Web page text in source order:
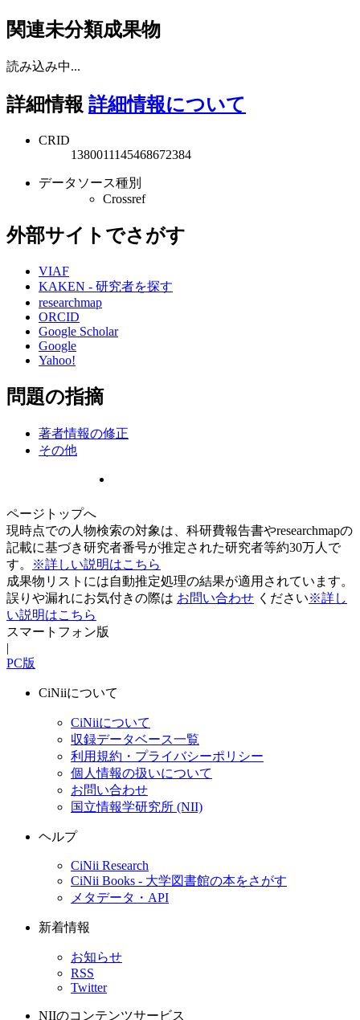
関連未分類成果物
読み込み中...
詳細情報 詳細情報について
CRID
1380011145468672384
データソース種別
Crossref
外部サイトでさがす
VIAF
KAKEN - 研究者を探す
researchmap
ORCID
Google Scholar
Google
Yahoo!
問題の指摘
著者情報の修正
その他
ページトップへ
現時点での人物検索の対象は、科研費報告書やresearchmapの
記載に基づき研究者番号が推定された研究者等約30万人で
す。
※詳しい説明はこちら
成果物リストには自動推定処理の結果が適用されています。
誤りや漏れにお気付きの際は お問い合わせ ください※詳し
い説明はこちら
スマートフォン版
|
PC版
CiNiiについて
CiNiiについて
収録データベース一覧
利用規約・プライバシーポリシー
個人情報の扱いについて
お問い合わせ
国立情報学研究所 (NII)
ヘルプ
CiNii Research
CiNii Books - 大学図書館の本をさがす
メタデータ・API
新着情報
お知らせ
RSS
Twitter
NIIのコンテンツサービス